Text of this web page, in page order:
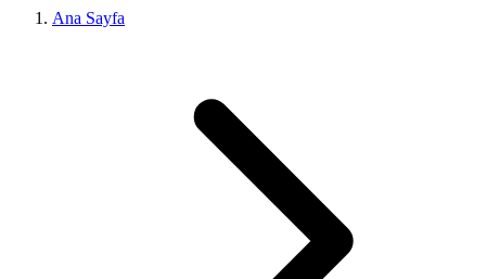
Ana Sayfa